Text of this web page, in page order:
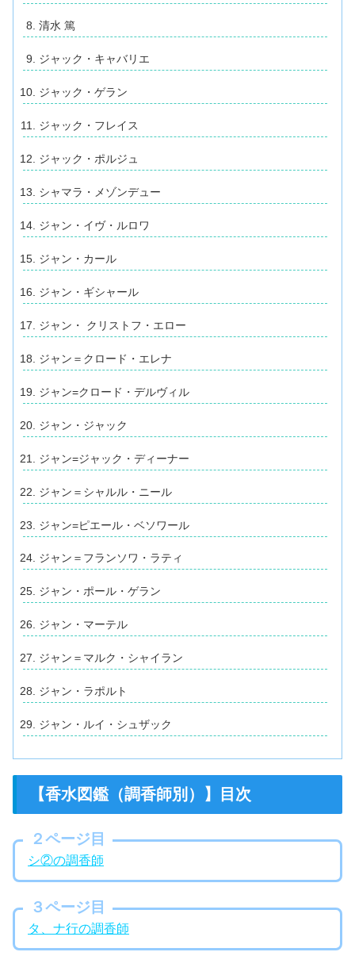
清水 篤
ジャック・キャバリエ
ジャック・ゲラン
ジャック・フレイス
ジャック・ポルジュ
シャマラ・メゾンデュー
ジャン・イヴ・ルロワ
ジャン・カール
ジャン・ギシャール
ジャン・ クリストフ・エロー
ジャン＝クロード・エレナ
ジャン=クロード・デルヴィル
ジャン・ジャック
ジャン=ジャック・ディーナー
ジャン＝シャルル・ニール
ジャン=ピエール・ベソワール
ジャン＝フランソワ・ラティ
ジャン・ポール・ゲラン
ジャン・マーテル
ジャン＝マルク・シャイラン
ジャン・ラポルト
ジャン・ルイ・シュザック
【香水図鑑（調香師別）】目次
1
２ページ目
シ②の調香師
３ページ目
タ、ナ行の調香師